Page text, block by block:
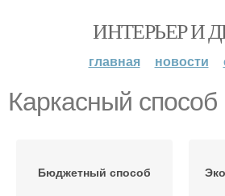
ИНТЕРЬЕР И
главная новости
Каркасный способ
Бюджетный способ